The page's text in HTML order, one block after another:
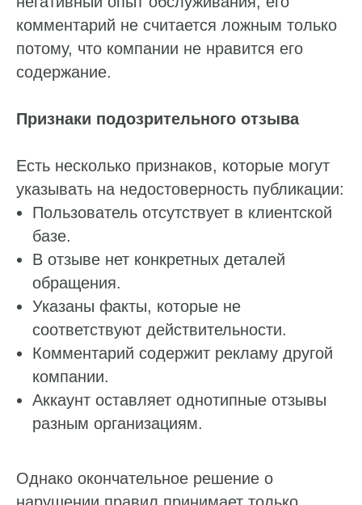
комментарий не считается ложным только
потому, что компании не нравится его
содержание.
Признаки подозрительного отзыва
Есть несколько признаков, которые могут
указывать на недостоверность публикации:
Пользователь отсутствует в клиентской
базе.
В отзыве нет конкретных деталей
обращения.
Указаны факты, которые не
соответствуют действительности.
Комментарий содержит рекламу другой
компании.
Аккаунт оставляет однотипные отзывы
разным организациям.
Однако окончательное решение о